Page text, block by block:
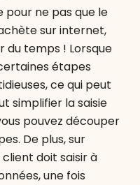
pour ne pas que le
sur internet,
du temps ! Lorsque
étapes
ce qui peut
simplifier la saisie
pouvez découper
De plus, sur
doit saisir à
une fois